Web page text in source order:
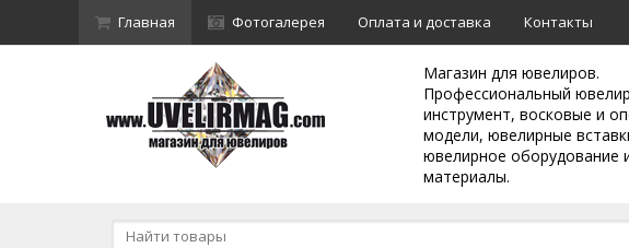
Главная Фотогалерея Оплата и доставка Контакты
Магазин для ювелиров.
Профессиональный
инструмент, восковые и
модели, ювелирные
ювелирное оборудование
материалы.